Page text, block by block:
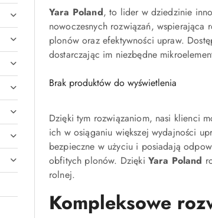
Yara Poland, to lider w dziedzinie
nowoczesnych rozwiązań,
plonów oraz efektywności upraw.
dostarczając im niezbędne
Brak produktów do wyświetlenia
Dzięki tym rozwiązaniom, nasi klienci
ich w osiąganiu większej wydajności
bezpieczne w użyciu i posiadają
obfitych plonów. Dzięki Yara Poland
rolnej.
Kompleksowe